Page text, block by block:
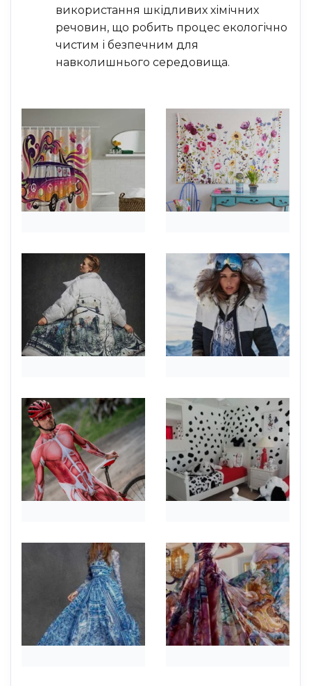
використання шкідливих хімічних
речовин, що робить процес екологічно
чистим і безпечним для
навколишнього середовища.